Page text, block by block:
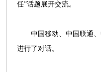
任”话题展开交流。
中国移动、中国联通、
进行了对话。